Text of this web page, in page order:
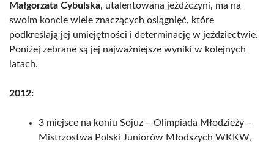
Małgorzata Cybulska, utalentowana jeźdźczyni, ma na
swoim koncie wiele znaczących osiągnięć, które
podkreślają jej umiejętności i determinację w jeździectwie.
Poniżej zebrane są jej najważniejsze wyniki w kolejnych
latach.
2012:
3 miejsce na koniu Sojuz – Olimpiada Młodzieży –
Mistrzostwa Polski Juniorów Młodszych WKKW,